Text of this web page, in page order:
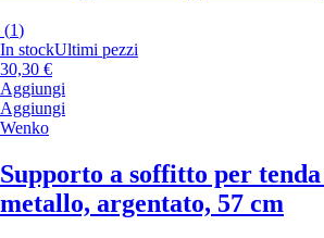
(1)
In stockUltimi pezzi
30,30 €
Aggiungi
Aggiungi
Wenko
Supporto a soffitto per
metallo, argentato, 57 cm